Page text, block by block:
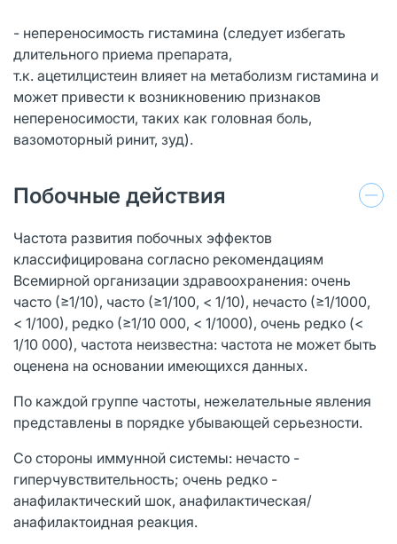
- непереносимость гистамина (следует избегать
длительного приема препарата,
т.к. ацетилцистеин влияет на метаболизм гистамина и
может привести к возникновению признаков
непереносимости, таких как головная боль,
вазомоторный ринит, зуд).
Побочные действия
Частота развития побочных эффектов
классифицирована согласно рекомендациям
Всемирной организации здравоохранения: очень
часто (≥1/10), часто (≥1/100, < 1/10), нечасто (≥1/1000,
< 1/100), редко (≥1/10 000, < 1/1000), очень редко (<
1/10 000), частота неизвестна: частота не может быть
оценена на основании имеющихся данных.
По каждой группе частоты, нежелательные явления
представлены в порядке убывающей серьезности.
Со стороны иммунной системы: нечасто -
гиперчувствительность; очень редко -
анафилактический шок, анафилактическая/
анафилактоидная реакция.